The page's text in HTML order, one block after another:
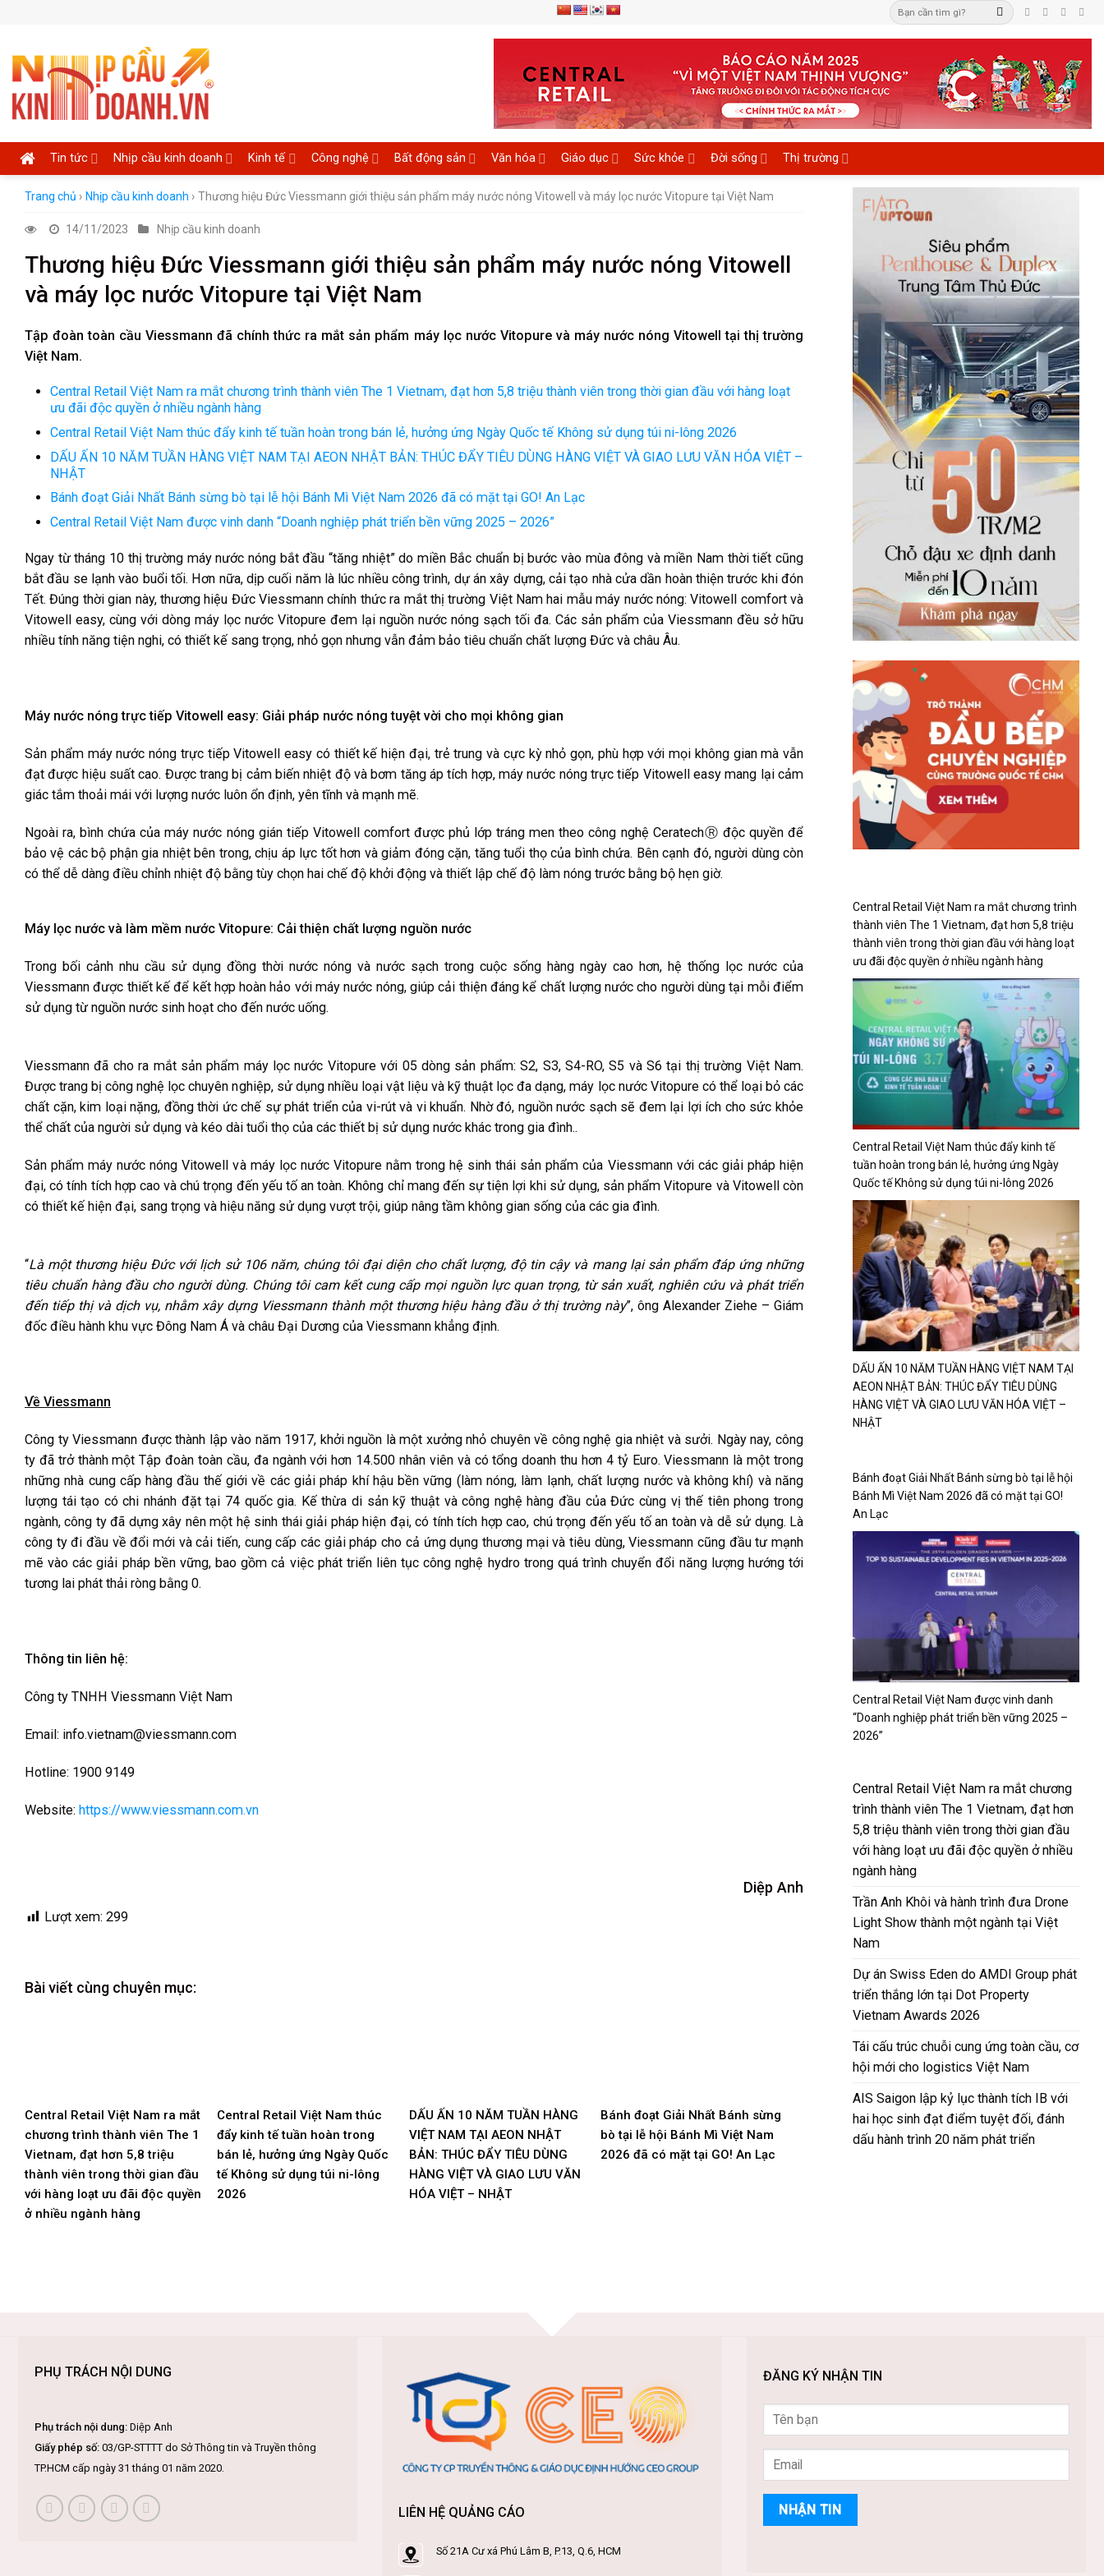
Tin tức Nhịp cầu kinh doanh Kinh tế Công nghệ Bất động sản Văn hóa Giáo dục Sức khỏe Đời sống Thị trường
Trang chủ › Nhịp cầu kinh doanh › Thương hiệu Đức Viessmann giới thiệu sản phẩm máy nước nóng Vitowell và máy lọc nước Vitopure tại Việt Nam
14/11/2023 Nhịp cầu kinh doanh
Thương hiệu Đức Viessmann giới thiệu sản phẩm máy nước nóng Vitowell
và máy lọc nước Vitopure tại Việt Nam
Tập đoàn toàn cầu Viessmann đã chính thức ra mắt sản phẩm máy lọc nước Vitopure và máy nước nóng Vitowell tại thị trường
Việt Nam.
Central Retail Việt Nam ra mắt chương trình thành viên The 1 Vietnam, đạt hơn 5,8 triệu thành viên trong thời gian đầu với hàng loạt
ưu đãi độc quyền ở nhiều ngành hàng
Central Retail Việt Nam thúc đẩy kinh tế tuần hoàn trong bán lẻ, hưởng ứng Ngày Quốc tế Không sử dụng túi ni-lông 2026
DẤU ẤN 10 NĂM TUẦN HÀNG VIỆT NAM TẠI AEON NHẬT BẢN: THÚC ĐẨY TIÊU DÙNG HÀNG VIỆT VÀ GIAO LƯU VĂN HÓA VIỆT –
NHẬT
Bánh đoạt Giải Nhất Bánh sừng bò tại lễ hội Bánh Mì Việt Nam 2026 đã có mặt tại GO! An Lạc
Central Retail Việt Nam được vinh danh “Doanh nghiệp phát triển bền vững 2025 – 2026”
Ngay từ tháng 10 thị trường máy nước nóng bắt đầu “tăng nhiệt” do miền Bắc chuẩn bị bước vào mùa đông và miền Nam thời tiết cũng
bắt đầu se lạnh vào buổi tối. Hơn nữa, dịp cuối năm là lúc nhiều công trình, dự án xây dựng, cải tạo nhà cửa dần hoàn thiện trước khi đón
Tết. Đúng thời gian này, thương hiệu Đức Viessmann chính thức ra mắt thị trường Việt Nam hai mẫu máy nước nóng: Vitowell comfort và
Vitowell easy, cùng với dòng máy lọc nước Vitopure đem lại nguồn nước nóng sạch tối đa. Các sản phẩm của Viessmann đều sở hữu
nhiều tính năng tiện nghi, có thiết kế sang trọng, nhỏ gọn nhưng vẫn đảm bảo tiêu chuẩn chất lượng Đức và châu Âu.
Máy nước nóng trực tiếp Vitowell easy: Giải pháp nước nóng tuyệt vời cho mọi không gian
Sản phẩm máy nước nóng trực tiếp Vitowell easy có thiết kế hiện đại, trẻ trung và cực kỳ nhỏ gọn, phù hợp với mọi không gian mà vẫn
đạt được hiệu suất cao. Được trang bị cảm biến nhiệt độ và bơm tăng áp tích hợp, máy nước nóng trực tiếp Vitowell easy mang lại cảm
giác tắm thoải mái với lượng nước luôn ổn định, yên tĩnh và mạnh mẽ.
Ngoài ra, bình chứa của máy nước nóng gián tiếp Vitowell comfort được phủ lớp tráng men theo công nghệ CeratechⓇ độc quyền để
bảo vệ các bộ phận gia nhiệt bên trong, chịu áp lực tốt hơn và giảm đóng cặn, tăng tuổi thọ của bình chứa. Bên cạnh đó, người dùng còn
có thể dễ dàng điều chỉnh nhiệt độ bằng tùy chọn hai chế độ khởi động và thiết lập chế độ làm nóng trước bằng bộ hẹn giờ.
Máy lọc nước và làm mềm nước Vitopure: Cải thiện chất lượng nguồn nước
Trong bối cảnh nhu cầu sử dụng đồng thời nước nóng và nước sạch trong cuộc sống hàng ngày cao hơn, hệ thống lọc nước của
Viessmann được thiết kế để kết hợp hoàn hảo với máy nước nóng, giúp cải thiện đáng kể chất lượng nước cho người dùng tại mỗi điểm
sử dụng từ nguồn nước sinh hoạt cho đến nước uống.
Viessmann đã cho ra mắt sản phẩm máy lọc nước Vitopure với 05 dòng sản phẩm: S2, S3, S4-RO, S5 và S6 tại thị trường Việt Nam.
Được trang bị công nghệ lọc chuyên nghiệp, sử dụng nhiều loại vật liệu và kỹ thuật lọc đa dạng, máy lọc nước Vitopure có thể loại bỏ các
chất cặn, kim loại nặng, đồng thời ức chế sự phát triển của vi-rút và vi khuẩn. Nhờ đó, nguồn nước sạch sẽ đem lại lợi ích cho sức khỏe
thể chất của người sử dụng và kéo dài tuổi thọ của các thiết bị sử dụng nước khác trong gia đình..
Sản phẩm máy nước nóng Vitowell và máy lọc nước Vitopure nằm trong hệ sinh thái sản phẩm của Viessmann với các giải pháp hiện
đại, có tính tích hợp cao và chú trọng đến yếu tố an toàn. Không chỉ mang đến sự tiện lợi khi sử dụng, sản phẩm Vitopure và Vitowell còn
có thiết kế hiện đại, sang trọng và hiệu năng sử dụng vượt trội, giúp nâng tầm không gian sống của các gia đình.
“Là một thương hiệu Đức với lịch sử 106 năm, chúng tôi đại diện cho chất lượng, độ tin cậy và mang lại sản phẩm đáp ứng những
tiêu chuẩn hàng đầu cho người dùng. Chúng tôi cam kết cung cấp mọi nguồn lực quan trọng, từ sản xuất, nghiên cứu và phát triển
đến tiếp thị và dịch vụ, nhằm xây dựng Viessmann thành một thương hiệu hàng đầu ở thị trường này”, ông Alexander Ziehe – Giám
đốc điều hành khu vực Đông Nam Á và châu Đại Dương của Viessmann khẳng định.
Về Viessmann
Công ty Viessmann được thành lập vào năm 1917, khởi nguồn là một xưởng nhỏ chuyên về công nghệ gia nhiệt và sưởi. Ngày nay, công
ty đã trở thành một Tập đoàn toàn cầu, đa ngành với hơn 14.500 nhân viên và có tổng doanh thu hơn 4 tỷ Euro. Viessmann là một trong
những nhà cung cấp hàng đầu thế giới về các giải pháp khí hậu bền vững (làm nóng, làm lạnh, chất lượng nước và không khí) và năng
lượng tái tạo có chi nhánh đặt tại 74 quốc gia. Kế thừa di sản kỹ thuật và công nghệ hàng đầu của Đức cùng vị thế tiên phong trong
ngành, công ty đã dựng xây nên một hệ sinh thái giải pháp hiện đại, có tính tích hợp cao, chú trọng đến yếu tố an toàn và dễ sử dụng. Là
công ty đi đầu về đổi mới và cải tiến, cung cấp các giải pháp cho cả ứng dụng thương mại và tiêu dùng, Viessmann cũng đầu tư mạnh
mẽ vào các giải pháp bền vững, bao gồm cả việc phát triển liên tục công nghệ hydro trong quá trình chuyển đổi năng lượng hướng tới
tương lai phát thải ròng bằng 0.
Thông tin liên hệ:
Công ty TNHH Viessmann Việt Nam
Email: info.vietnam@viessmann.com
Hotline: 1900 9149
Website: https://www.viessmann.com.vn
Diệp Anh
Lượt xem: 299
Bài viết cùng chuyên mục:
Central Retail Việt Nam ra mắt
chương trình thành viên The 1
Vietnam, đạt hơn 5,8 triệu
thành viên trong thời gian đầu
với hàng loạt ưu đãi độc quyền
ở nhiều ngành hàng
Central Retail Việt Nam thúc
đẩy kinh tế tuần hoàn trong
bán lẻ, hưởng ứng Ngày Quốc
tế Không sử dụng túi ni-lông
2026
DẤU ẤN 10 NĂM TUẦN HÀNG
VIỆT NAM TẠI AEON NHẬT
BẢN: THÚC ĐẨY TIÊU DÙNG
HÀNG VIỆT VÀ GIAO LƯU VĂN
HÓA VIỆT – NHẬT
Bánh đoạt Giải Nhất Bánh sừng
bò tại lễ hội Bánh Mì Việt Nam
2026 đã có mặt tại GO! An Lạc
Central Retail Việt Nam ra mắt chương trình
thành viên The 1 Vietnam, đạt hơn 5,8 triệu
thành viên trong thời gian đầu với hàng loạt
ưu đãi độc quyền ở nhiều ngành hàng
Central Retail Việt Nam thúc đẩy kinh tế
tuần hoàn trong bán lẻ, hưởng ứng Ngày
Quốc tế Không sử dụng túi ni-lông 2026
DẤU ẤN 10 NĂM TUẦN HÀNG VIỆT NAM TẠI
AEON NHẬT BẢN: THÚC ĐẨY TIÊU DÙNG
HÀNG VIỆT VÀ GIAO LƯU VĂN HÓA VIỆT –
NHẬT
Bánh đoạt Giải Nhất Bánh sừng bò tại lễ hội
Bánh Mì Việt Nam 2026 đã có mặt tại GO!
An Lạc
Central Retail Việt Nam được vinh danh
“Doanh nghiệp phát triển bền vững 2025 –
2026”
Central Retail Việt Nam ra mắt chương
trình thành viên The 1 Vietnam, đạt hơn
5,8 triệu thành viên trong thời gian đầu
với hàng loạt ưu đãi độc quyền ở nhiều
ngành hàng
Trần Anh Khôi và hành trình đưa Drone
Light Show thành một ngành tại Việt
Nam
Dự án Swiss Eden do AMDI Group phát
triển thắng lớn tại Dot Property
Vietnam Awards 2026
Tái cấu trúc chuỗi cung ứng toàn cầu, cơ
hội mới cho logistics Việt Nam
AIS Saigon lập kỷ lục thành tích IB với
hai học sinh đạt điểm tuyệt đối, đánh
dấu hành trình 20 năm phát triển
PHỤ TRÁCH NỘI DUNG
Phụ trách nội dung: Diệp Anh
Giấy phép số: 03/GP-STTTT do Sở Thông tin và Truyền thông
TP.HCM cấp ngày 31 tháng 01 năm 2020.
LIÊN HỆ QUẢNG CÁO
Số 21A Cư xá Phú Lâm B, P.13, Q.6, HCM
ĐĂNG KÝ NHẬN TIN